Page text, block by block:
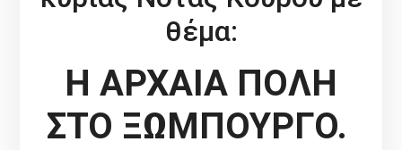
θέμα:
H ΑΡΧΑΙΑ ΠΟΛΗ
ΣΤΟ ΞΩΜΠΟΥΡΓΟ.